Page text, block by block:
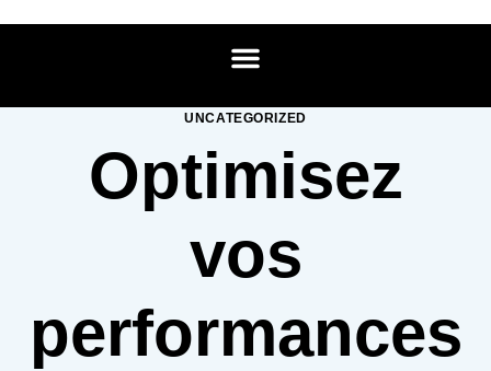
UNCATEGORIZED
Optimisez
vos
performances